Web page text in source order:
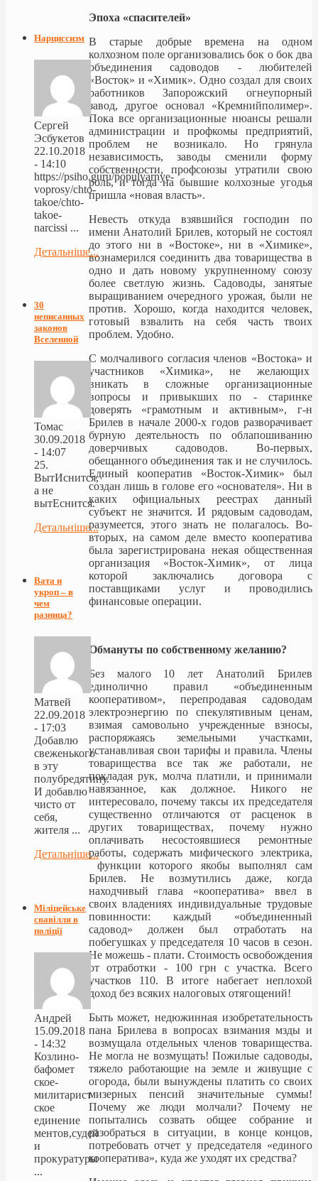
Эпоха «спасителей»
В старые добрые времена на одном
колхозном поле организовались бок о бок два
объединения садоводов - любителей
«Восток» и «Химик». Одно создал для своих
работников Запорожский огнеупорный
завод, другое основал «Кремнийполимер».
Пока все организационные нюансы решали
администрации и профкомы предприятий,
проблем не возникало. Но грянула
независимость, заводы сменили форму
собственности, профсоюзы утратили свою
роль, и тогда на бывшие колхозные угодья
пришла «новая власть».
Невесть откуда взявшийся господин по
имени Анатолий Брилев, который не состоял
до этого ни в «Востоке», ни в «Химике»,
вознамерился соединить два товарищества в
одно и дать новому укрупненному союзу
более светлую жизнь. Садоводы, занятые
выращиванием очередного урожая, были не
против. Хорошо, когда находится человек,
готовый взвалить на себя часть твоих
проблем. Удобно.
С молчаливого согласия членов «Востока» и
участников «Химика», не желающих
вникать в сложные организационные
вопросы и привыкших по - старинке
доверять «грамотным и активным», г-н
Брилев в начале 2000-х годов разворачивает
бурную деятельность по облапошиванию
доверчивых садоводов. Во-первых,
обещанного объединения так и не случилось.
Единый кооператив «Восток-Химик» был
создан лишь в голове его «основателя». Ни в
каких официальных реестрах данный
субъект не значится. И рядовым садоводам,
разумеется, этого знать не полагалось. Во-
вторых, на самом деле вместо кооператива
была зарегистрирована некая общественная
организация «Восток-Химик», от лица
которой заключались договора с
поставщиками услуг и проводились
финансовые операции.
Обмануты по собственному желанию?
Без малого 10 лет Анатолий Брилев
единолично правил «объединенным
кооперативом», перепродавая садоводам
электроэнергию по спекулятивным ценам,
взимая самовольно учрежденные взносы,
распоряжаясь земельными участками,
устанавливая свои тарифы и правила. Члены
товарищества все так же работали, не
покладая рук, молча платили, и принимали
навязанное, как должное. Никого не
интересовало, почему таксы их председателя
существенно отличаются от расценок в
других товариществах, почему нужно
оплачивать несостоявшиеся ремонтные
работы, содержать мифического электрика,
функции которого якобы выполнял сам
Брилев. Не возмутились даже, когда
находчивый глава «кооператива» ввел в
своих владениях индивидуальные трудовые
повинности: каждый «объединенный
садовод» должен был отработать на
побегушках у председателя 10 часов в сезон.
Не можешь - плати. Стоимость освобождения
от отработки - 100 грн с участка. Всего
участков 110. В итоге набегает неплохой
доход без всяких налоговых отягощений!
Быть может, недюжинная изобретательность
пана Брилева в вопросах взимания мзды и
возмущала отдельных членов товарищества.
Не могла не возмущать! Пожилые садоводы,
тяжело работающие на земле и живущие с
огорода, были вынуждены платить со своих
мизерных пенсий значительные суммы!
Почему же люди молчали? Почему не
попытались созвать общее собрание и
разобраться в ситуации, в конце концов,
потребовать отчет у председателя «единого
кооператива», куда же уходят их средства?
Нарциссизм
Сергей
Эсбукетов
22.10.2018
- 14:10
https://psiho.guru/populyarnye-
voprosy/chto-
takoe/chto-
takoe-
narcissi ...
Детальніше...
30
неписанных
законов
Вселенной
Томас
30.09.2018
- 14:07
25.
ВытИснится,
а не
вытЕснится.
Детальніше...
Вата и
укроп – в
чем
разница?
Матвей
22.09.2018
- 17:03
Добавлю
свеженького
в эту
полубредятину.
И добавлю
чисто от
себя,
жителя ...
Детальніше...
Міліцейське
свавілля в
поліції
Андрей
15.09.2018
- 14:32
Козлино-
бафомет
ское-
милитарист
ское
единение
ментов,судей
и
прокуратуры
...